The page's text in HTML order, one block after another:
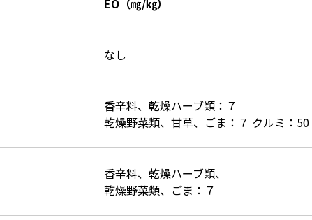
EO（㎎/㎏）
なし
香辛料、乾燥ハーブ類：７
乾燥野菜類、甘草、ごま：７ クルミ：50
香辛料、乾燥ハーブ類、
乾燥野菜類、ごま：７